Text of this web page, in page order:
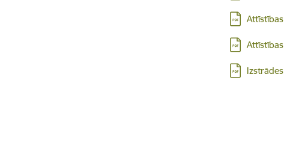
Lejupielādēt:
Lejupielādēt:
Lejupielādēt: